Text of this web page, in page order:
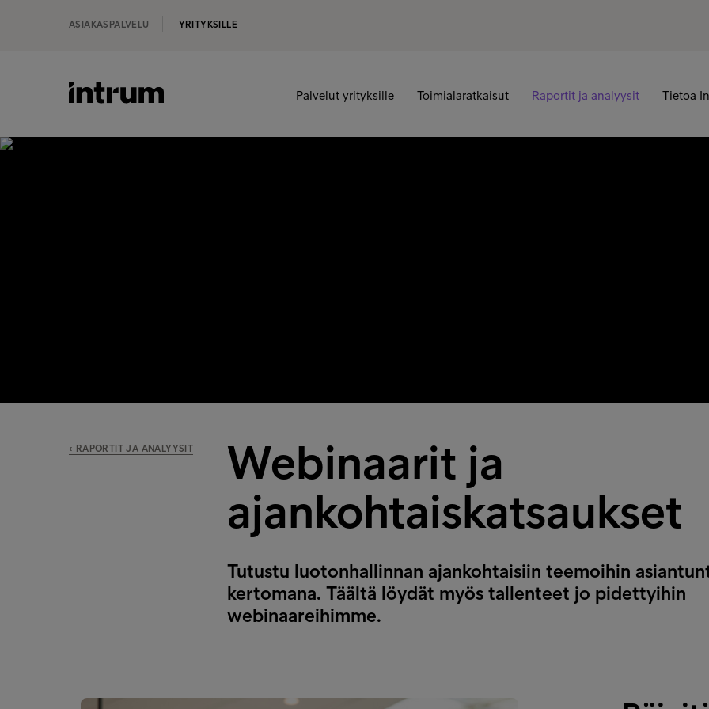
ASIAKASPALVELU YRITYKSILLE
Palvelut yrityksille Toimialaratkaisut Raportit ja analyysit Tietoa
‹ RAPORTIT JA ANALYYSIT
Webinaarit ja
ajankohtaiskatsaukset
Tutustu luotonhallinnan ajankohtaisiin teemoihin
kertomana. Täältä löydät myös tallenteet jo pidettyihin
webinaareihimme.